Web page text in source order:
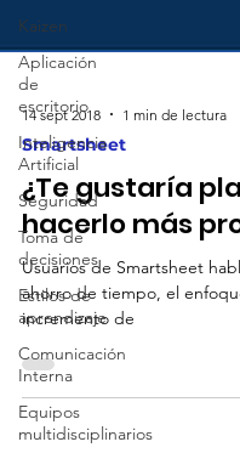
Kaizen
Aplicación
de
escritorio
Inteligencia
Artificial
Seguridad
Toma de
decisiones
Estilos de
aprendizaje
Comunicación
Interna
Equipos
multidisciplinarios
14 sept 2018
Smartsheet
¿Te gustaría
hacerlo más
Usuarios de Smartsheet
incremento de